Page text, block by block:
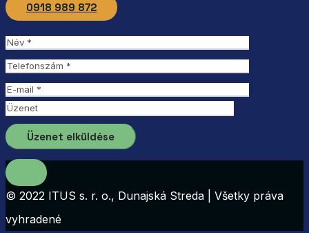
0918 989 872
© 2022 ITUS s. r. o., Dunajská Streda | Všetky práva
vyhradené